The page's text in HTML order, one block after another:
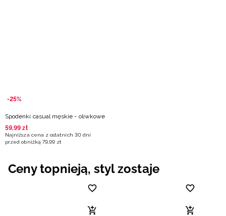
-25%
Spodenki casual męskie - oliwkowe
59,99 zł
Najniższa cena z ostatnich 30 dni
przed obniżką 79,99 zł
Ceny topnieją, styl zostaje